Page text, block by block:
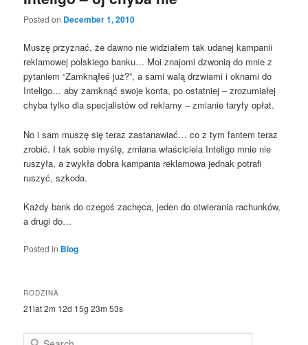
Posted on December 1, 2010
Muszę przyznać, że dawno nie widziałem tak udanej kampanii
reklamowej polskiego banku… Moi znajomi dzwonią do mnie z
pytaniem “Zamknąłeś już?”, a sami walą drzwiami i oknami do
Inteligo… aby zamknąć swoje konta, po ostatniej – zrozumiałej
chyba tylko dla specjalistów od reklamy – zmianie taryfy opłat.
No i sam muszę się teraz zastanawiać… co z tym fantem teraz
zrobić. I tak sobie myślę, zmiana właściciela Inteligo mnie nie
ruszyła, a zwykła dobra kampania reklamowa jednak potrafi
ruszyć, szkoda.
Każdy bank do czegoś zachęca, jeden do otwierania rachunków,
a drugi do…
Posted in Blog
RODZINA
21lat 2m 12d 15g 23m 53s